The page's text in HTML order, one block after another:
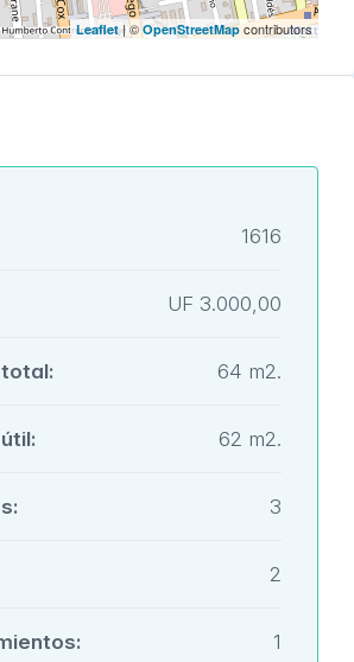
Leaflet| ©OpenStreetMap contributors
1616
UF 3.000,00
64 m2.
62 m2.
3
2
1